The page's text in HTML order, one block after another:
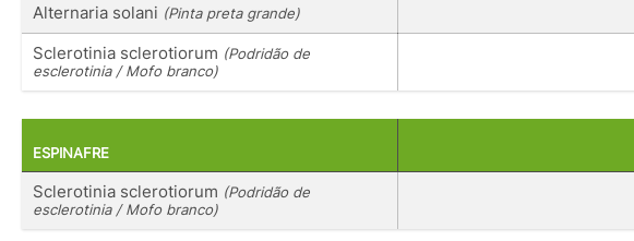
Alternaria solani (Pinta preta grande)
Sclerotinia sclerotiorum (Podridão de
esclerotinia / Mofo branco)
ESPINAFRE
Sclerotinia sclerotiorum (Podridão de
esclerotinia / Mofo branco)